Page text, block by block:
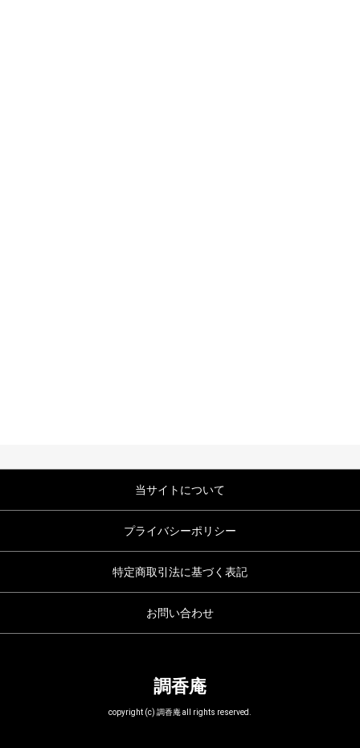
当サイトについて
プライバシーポリシー
特定商取引法に基づく表記
お問い合わせ
調香庵
copyright (c) 調香庵 all rights reserved.